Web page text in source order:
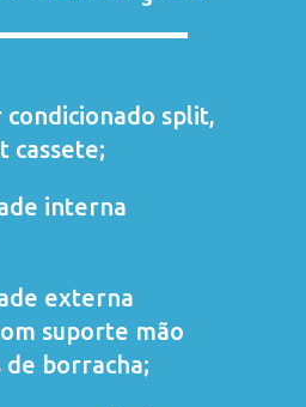
condicionado split,
cassete;
interna
externa
suporte mão
de borracha;